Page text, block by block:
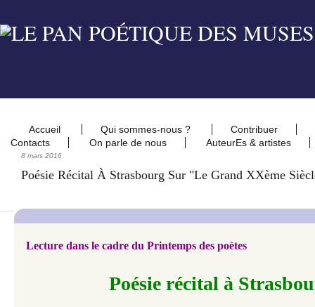
Accueil Qui sommes-nous ?
Contribuer
Contacts
On parle de nous AuteurEs & artistes
8 mars 2016
Poésie Récital À Strasbourg Sur "Le Grand XXème
Lecture dans le cadre du Printemps des poètes
Poésie récital à